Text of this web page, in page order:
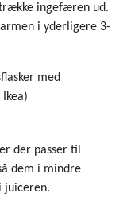
ingefæren ud.
i yderligere 3-
med
der passer til
dem i mindre
juiceren.